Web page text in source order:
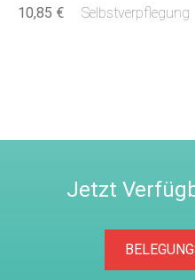
10,85 €
Selbstverpflegung
Jetzt